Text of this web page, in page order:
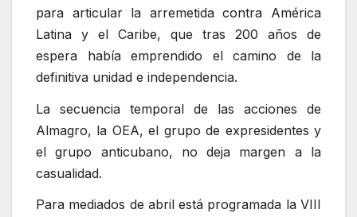
para articular la arremetida contra América
Latina y el Caribe, que tras 200 años de
espera había emprendido el camino de la
definitiva unidad e independencia.
La secuencia temporal de las acciones de
Almagro, la OEA, el grupo de expresidentes y
el grupo anticubano, no deja margen a la
casualidad.
Para mediados de abril está programada la VIII